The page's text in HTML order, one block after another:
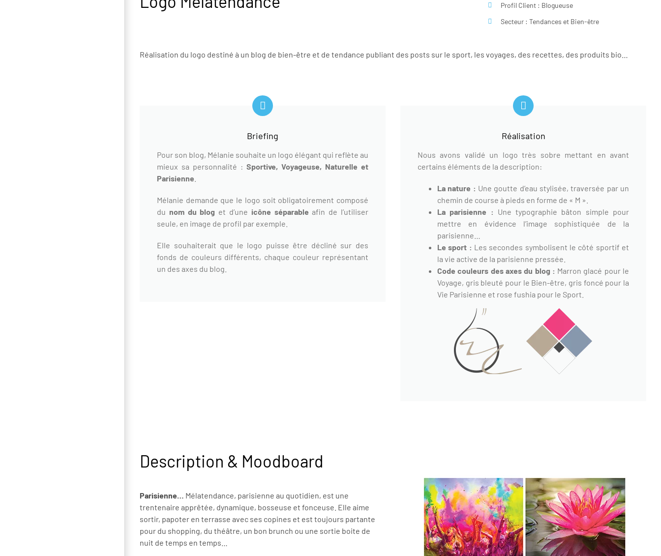
Profil Client : Blogueuse
Secteur : Tendances et Bien-être
Réalisation du logo destiné à un blog de bien-être et de tendance publiant des posts sur le sport, les voyages, des recettes, des produits bio…
Briefing
Pour son blog, Mélanie souhaite un logo élégant qui reflète au
mieux sa personnalité : Sportive, Voyageuse, Naturelle et
Parisienne
Mélanie demande que le logo soit obligatoirement composé
du nom du blog et d’une icône séparable afin de l’utiliser
seule, en image de profil par exemple.
Elle souhaiterait que le logo puisse être décliné sur des
fonds de couleurs différents, chaque couleur représentant
un des axes du blog.
Réalisation
Nous avons validé un logo très sobre mettant en avant
certains éléments de la description:
La nature : Une goutte d’eau stylisée, traversée par un
chemin de course à pieds en forme de « M ».
La parisienne : Une typographie bâton simple pour
mettre en évidence l’image sophistiquée de la
parisienne…
Le sport : Les secondes symbolisent le côté sportif et
la vie active de la parisienne pressée.
Code couleurs des axes du blog : Marron glacé pour le
Voyage, gris bleuté pour le Bien-être, gris foncé pour la
Vie Parisienne et rose fushia pour le Sport.
Description & Moodboard
Parisienne… Mélatendance, parisienne au quotidien, est une
trentenaire apprêtée, dynamique, bosseuse et fonceuse. Elle aime
sortir, papoter en terrasse avec ses copines et est toujours partante
pour du shopping, du théâtre, un bon brunch ou une sortie boite de
nuit de temps en temps…